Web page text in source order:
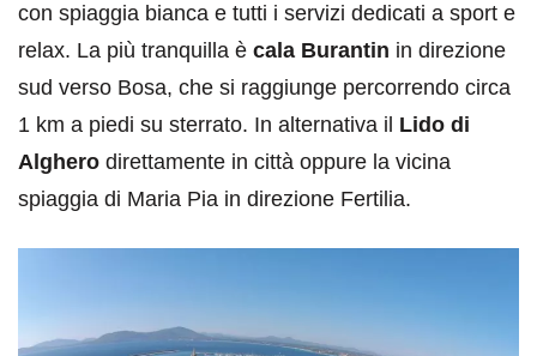
con spiaggia bianca e tutti i servizi dedicati a sport e
relax. La più tranquilla è cala Burantin in direzione
sud verso Bosa, che si raggiunge percorrendo circa
1 km a piedi su sterrato. In alternativa il Lido di
Alghero direttamente in città oppure la vicina
spiaggia di Maria Pia in direzione Fertilia.